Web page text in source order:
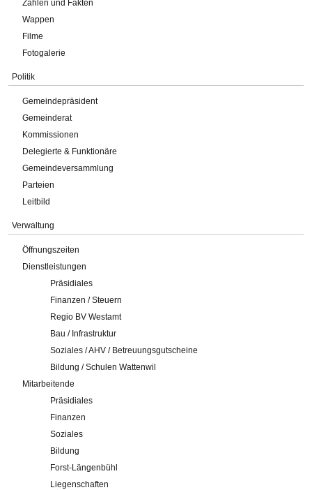
Zahlen und Fakten
Wappen
Filme
Fotogalerie
Politik
Gemeindepräsident
Gemeinderat
Kommissionen
Delegierte & Funktionäre
Gemeindeversammlung
Parteien
Leitbild
Verwaltung
Öffnungszeiten
Dienstleistungen
Präsidiales
Finanzen / Steuern
Regio BV Westamt
Bau / Infrastruktur
Soziales / AHV / Betreuungsgutscheine
Bildung / Schulen Wattenwil
Mitarbeitende
Präsidiales
Finanzen
Soziales
Bildung
Forst-Längenbühl
Liegenschaften